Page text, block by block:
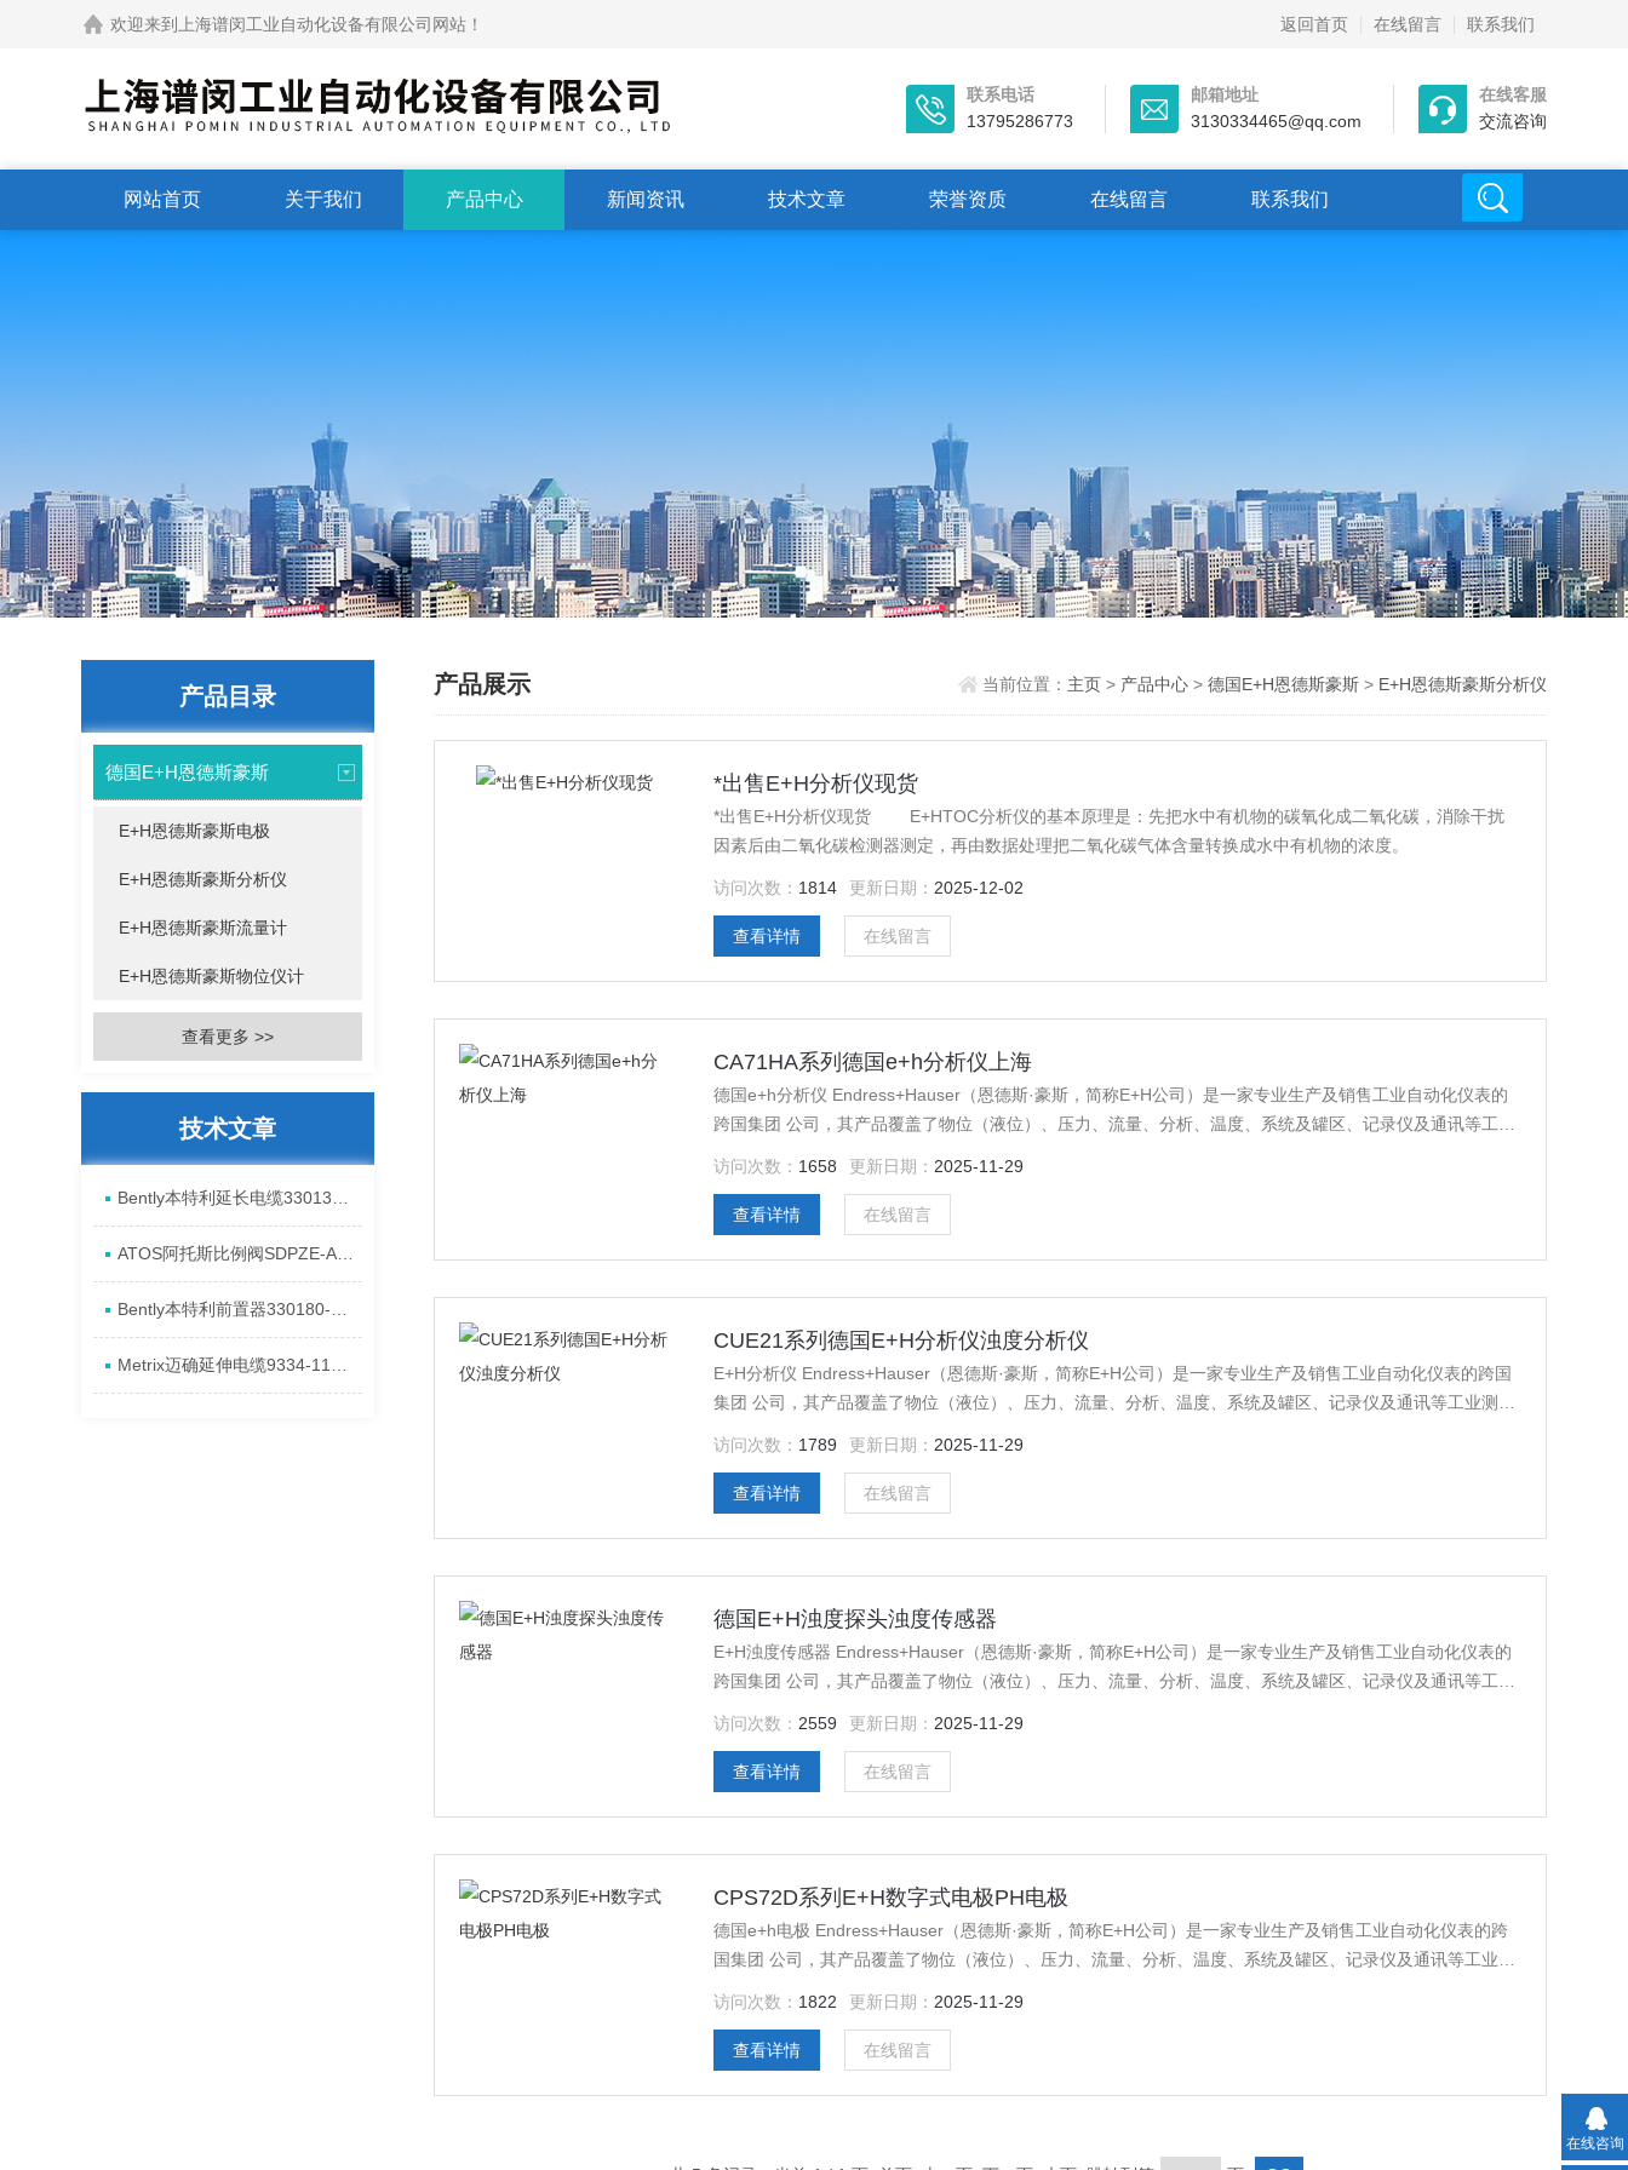
欢迎来到上海谱闵工业自动化设备有限公司网站！ 返回首页 在线留言 联系我们
联系电话
13795286773
邮箱地址
3130334465@qq.com
在线客服
交流咨询
网站首页 关于我们 产品中心 新闻资讯 技术文章 荣誉资质 在线留言 联系我们
产品目录
德国E+H恩德斯豪斯
E+H恩德斯豪斯电极
E+H恩德斯豪斯分析仪
E+H恩德斯豪斯流量计
E+H恩德斯豪斯物位仪计
查看更多 >>
技术文章
产品展示 当前位置： 主页 > 产品中心 > 德国E+H恩德斯豪斯> E+H恩德斯豪斯分析仪
*出售E+H分析仪现货
*出售E+H分析仪现货 E+HTOC分析仪的基本原理是：先把水中有机物的碳氧化成二氧化碳，消除干扰
因素后由二氧化碳检测器测定，再由数据处理把二氧化碳气体含量转换成水中有机物的浓度。
访问次数： 1814 更新日期： 2025-12-02
查看详情 在线留言
CA71HA系列德国e+h分析仪上海
德国e+h分析仪 Endress+Hauser（恩德斯·豪斯，简称E+H公司）是一家专业生产及销售工业自动化仪表的
跨国集团 公司，其产品覆盖了物位（液位）、压力、流量、分析、温度、系统及罐区、记录仪及通讯等工业
访问次数： 1658 更新日期： 2025-11-29
查看详情 在线留言
CUE21系列德国E+H分析仪浊度分析仪
E+H分析仪 Endress+Hauser（恩德斯·豪斯，简称E+H公司）是一家专业生产及销售工业自动化仪表的跨国
集团 公司，其产品覆盖了物位（液位）、压力、流量、分析、温度、系统及罐区、记录仪及通讯等工业测量
访问次数： 1789 更新日期： 2025-11-29
查看详情 在线留言
德国E+H浊度探头浊度传感器
E+H浊度传感器 Endress+Hauser（恩德斯·豪斯，简称E+H公司）是一家专业生产及销售工业自动化仪表的
跨国集团 公司，其产品覆盖了物位（液位）、压力、流量、分析、温度、系统及罐区、记录仪及通讯等工业
访问次数： 2559 更新日期： 2025-11-29
查看详情 在线留言
CPS72D系列E+H数字式电极PH电极
德国e+h电极 Endress+Hauser（恩德斯·豪斯，简称E+H公司）是一家专业生产及销售工业自动化仪表的跨
国集团 公司，其产品覆盖了物位（液位）、压力、流量、分析、温度、系统及罐区、记录仪及通讯等工业测
访问次数： 1822 更新日期： 2025-11-29
查看详情 在线留言
在线咨询